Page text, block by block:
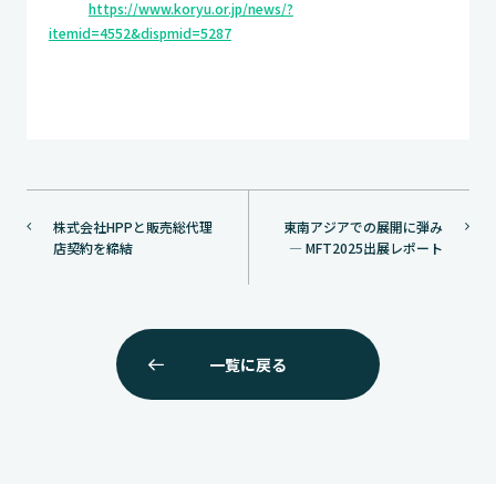
https://www.koryu.or.jp/news/?
itemid=4552&dispmid=5287
稿
東南アジアでの展開に弾み
― MFT2025出展レポート
株式会社HPPと販売総代理
店契約を締結
一覧に戻る